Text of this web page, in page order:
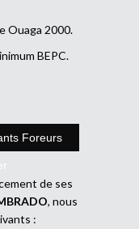
Ouaga 2000.
BEPC.
Foreurs
de ses
, nous
: